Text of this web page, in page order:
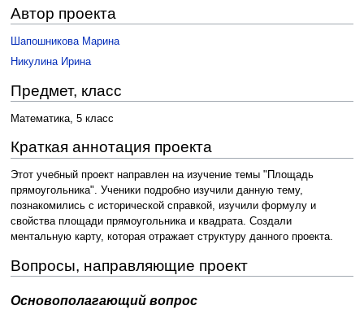
Автор проекта
Шапошникова Марина
Никулина Ирина
Предмет, класс
Математика, 5 класс
Краткая аннотация проекта
Этот учебный проект направлен на изучение темы "Площадь
прямоугольника". Ученики подробно изучили данную тему,
познакомились с исторической справкой, изучили формулу и
свойства площади прямоугольника и квадрата. Создали
ментальную карту, которая отражает структуру данного проекта.
Вопросы, направляющие проект
Основополагающий вопрос